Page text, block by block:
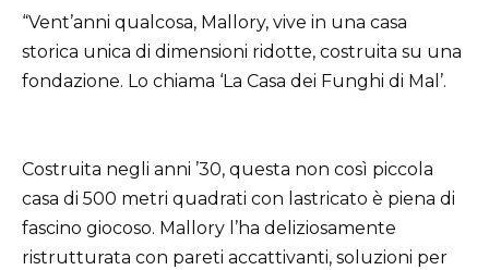
“Vent’anni qualcosa, Mallory, vive in una casa
storica unica di dimensioni ridotte, costruita su una
fondazione. Lo chiama ‘La Casa dei Funghi di Mal’.
Costruita negli anni ’30, questa non così piccola
casa di 500 metri quadrati con lastricato è piena di
fascino giocoso. Mallory l’ha deliziosamente
ristrutturata con pareti accattivanti, soluzioni per